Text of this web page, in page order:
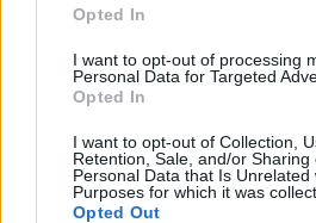
Opted In
I want to opt-out of processing
Personal Data for Targeted
Opted In
I want to opt-out of Collection,
Retention, Sale, and/or Sharing
Personal Data that Is Unrelated
Purposes for which it was
Opted Out
Felébredt álmodó
Lukács Miklós - No man’s
Ritmus és hang•2025. december 01.
„A járvány és a karantén
hagyományosan utolsó
A nappalikban, hálószobákban